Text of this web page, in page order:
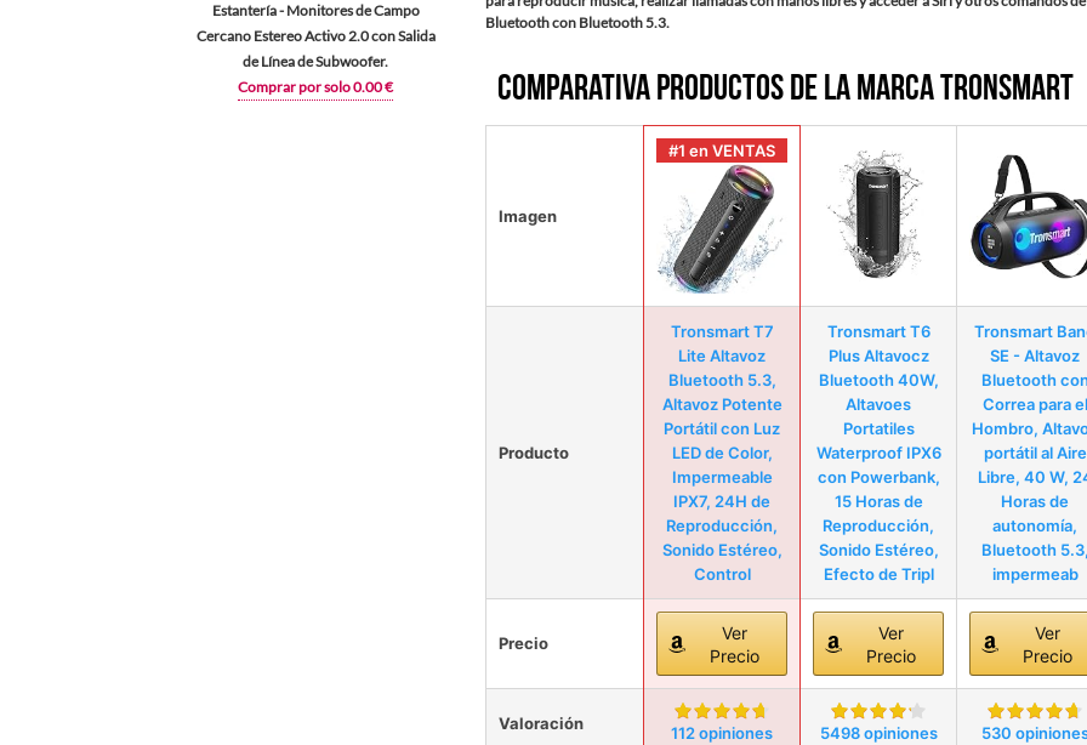
Estantería - Monitores de Campo
Cercano Estereo Activo 2.0 con Salida
de Línea de Subwoofer.
Comprar por solo 0.00 €
Bluetooth con Bluetooth 5.3.
Comparativa productos de la marca Tronsmart
Imagen
#1 en VENTAS
Producto
Tronsmart T7
Lite Altavoz
Bluetooth 5.3,
Altavoz Potente
Portátil con Luz
LED de Color,
Impermeable
IPX7, 24H de
Reproducción,
Sonido Estéreo,
Control
Tronsmart T6
Plus Altavocz
Bluetooth 40W,
Altavoes
Portatiles
Waterproof IPX6
con Powerbank,
15 Horas de
Reproducción,
Sonido Estéreo,
Efecto de Tripl
Tronsmart
SE - Altavoz
Bluetooth
Correa para el
Hombro,
portátil al Aire
Libre, 40 W,
Horas de
autonomía,
Bluetooth
impermeab
Precio
Ver
Precio
Ver
Precio
Ver
Precio
Valoración 112 opiniones 5498 opiniones 530